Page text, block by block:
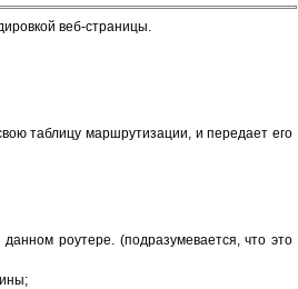
веб-страницы.
таблицу маршрутизации, и передает его
роутере. (подразумевается, что это